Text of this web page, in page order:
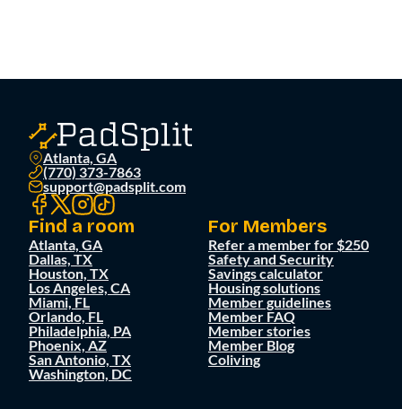
Atlanta, GA
(770) 373-7863
support@padsplit.com
Find a room
Atlanta, GA
Dallas, TX
Houston, TX
Los Angeles, CA
Miami, FL
Orlando, FL
Philadelphia, PA
Phoenix, AZ
San Antonio, TX
Washington, DC
For Members
Refer a member for $250
Safety and Security
Savings calculator
Housing solutions
Member guidelines
Member FAQ
Member stories
Member Blog
Coliving